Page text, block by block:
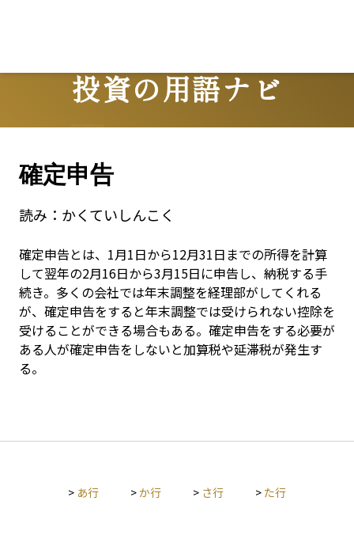
投資の用語ナビ
Terms
確定申告
読み： かくていしんこく
確定申告とは、1月1日から12月31日までの所得を計算
して翌年の2月16日から3月15日に申告し、納税する手
続き。多くの会社では年末調整を経理部がしてくれる
が、確定申告をすると年末調整では受けられない控除を
受けることができる場合もある。確定申告をする必要が
ある人が確定申告をしないと加算税や延滞税が発生す
る。
> あ行 >か行 > さ行 > た行